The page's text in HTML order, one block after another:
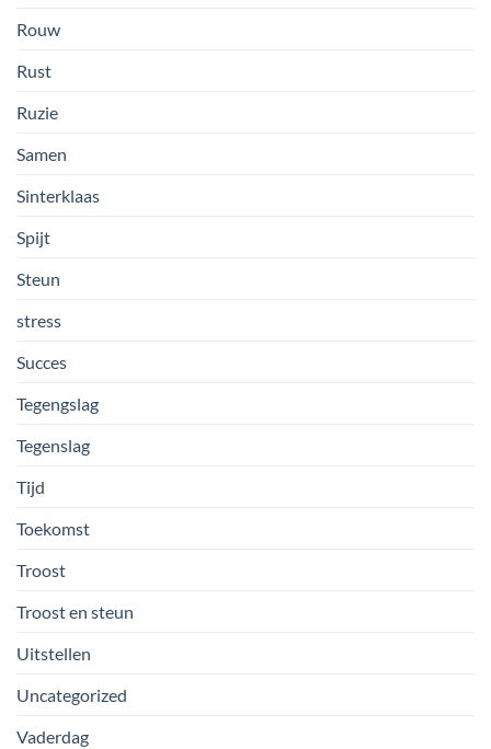
Rouw
Rust
Ruzie
Samen
Sinterklaas
Spijt
Steun
stress
Succes
Tegengslag
Tegenslag
Tijd
Toekomst
Troost
Troost en steun
Uitstellen
Uncategorized
Vaderdag